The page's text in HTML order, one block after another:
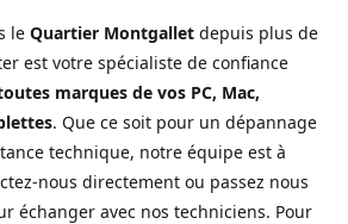
le Quartier Montgallet depuis plus de
est votre spécialiste de confiance
marques de vos PC, Mac,
. Que ce soit pour un dépannage
technique, notre équipe est à
nous directement ou passez nous
échanger avec nos techniciens. Pour